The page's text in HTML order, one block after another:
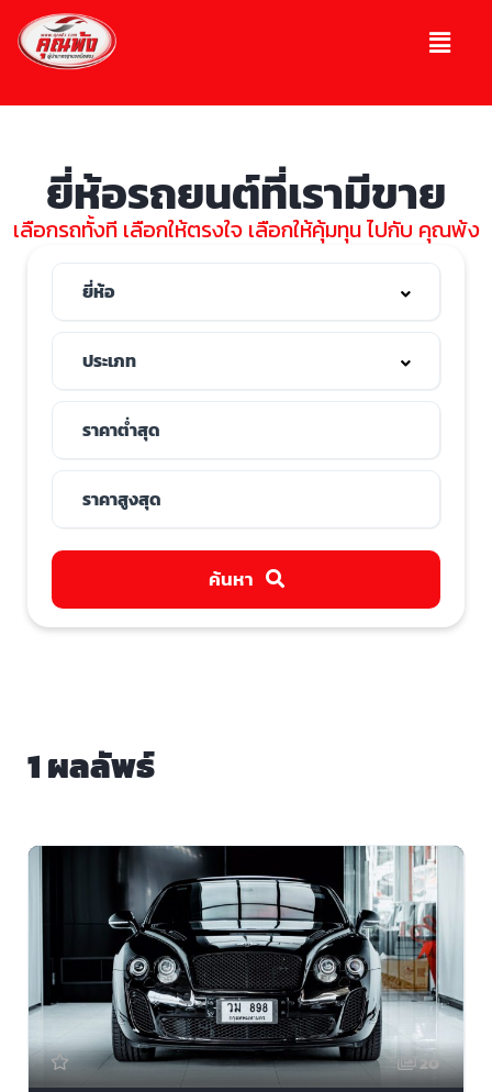
ยี่ห้อรถยนต์ที่เรามีขาย
เลือกรถทั้งที เลือกให้ตรงใจ เลือกให้คุ้มทุน ไปกับ คุณพ้ง
ค้นหา
1 ผลลัพธ์
20